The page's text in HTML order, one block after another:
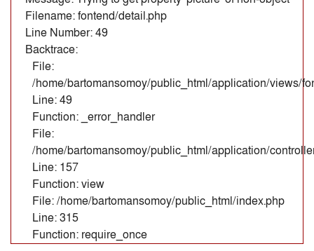
Filename: fontend/detail.php
Line Number: 49
Backtrace:
File:
/home/bartomansomoy/public_html/application/views/
Line: 49
Function: _error_handler
File:
/home/bartomansomoy/public_html/application/
Line: 157
Function: view
File: /home/bartomansomoy/public_html/index.php
Line: 315
Function: require_once